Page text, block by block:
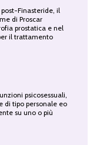
Finasteride, il
di Proscar
prostatica e nel
il trattamento
psicosessuali,
di tipo personale eo
su uno o più